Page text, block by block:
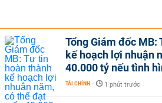
Tổng Giám đốc MB:
kế hoạch lợi nhuận
40.000 tỷ nếu tình
TÀI CHÍNH - 1 phút trước